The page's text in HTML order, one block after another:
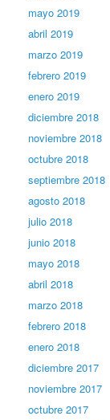
mayo 2019
abril 2019
marzo 2019
febrero 2019
enero 2019
diciembre 2018
noviembre 2018
octubre 2018
septiembre 2018
agosto 2018
julio 2018
junio 2018
mayo 2018
abril 2018
marzo 2018
febrero 2018
enero 2018
diciembre 2017
noviembre 2017
octubre 2017